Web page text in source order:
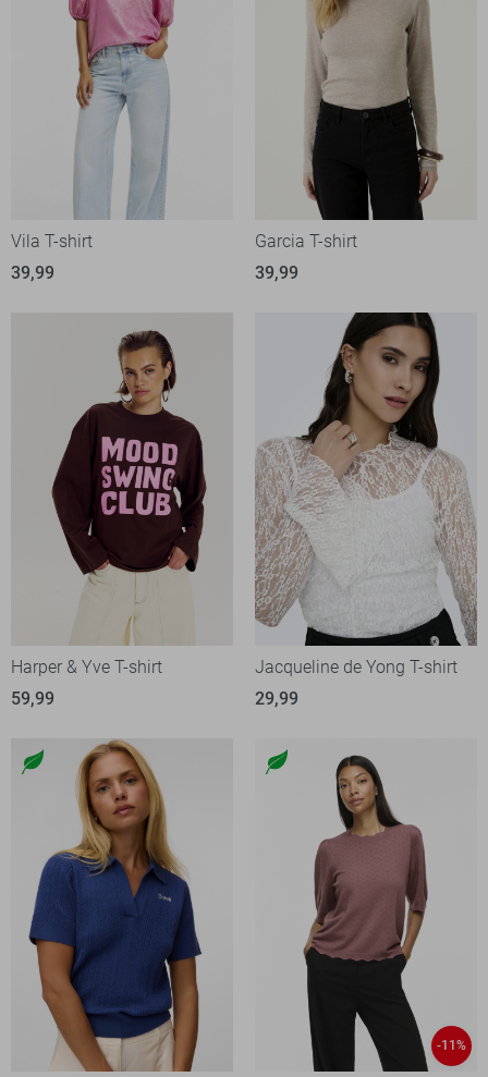
Vila T-shirt
39,99
Garcia T-shirt
39,99
Harper & Yve T-shirt
59,99
Jacqueline de Yong T-shirt
29,99
-11%